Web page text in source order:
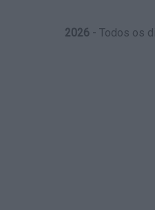
2026- Todos os